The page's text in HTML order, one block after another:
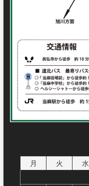
月 火 水